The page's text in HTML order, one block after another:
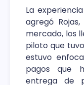
La
agregó
mercado, los
piloto que
estuvo
pagos que
entrega de